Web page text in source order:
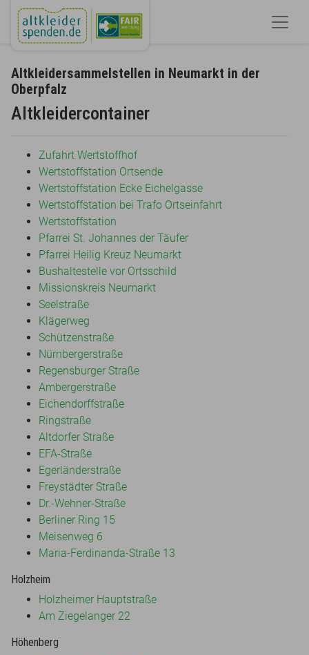
Altkleidersammelstellen in Neumarkt in der
Oberpfalz
Altkleidercontainer
Zufahrt Wertstoffhof
Wertstoffstation Ortsende
Wertstoffstation Ecke Eichelgasse
Wertstoffstation bei Trafo Ortseinfahrt
Wertstoffstation
Pfarrei St. Johannes der Täufer
Pfarrei Heilig Kreuz Neumarkt
Bushaltestelle vor Ortsschild
Missionskreis Neumarkt
Seelstraße
Klägerweg
Schützenstraße
Nürnbergerstraße
Regensburger Straße
Ambergerstraße
Eichendorffstraße
Ringstraße
Altdorfer Straße
EFA-Straße
Egerländerstraße
Freystädter Straße
Dr.-Wehner-Straße
Berliner Ring 15
Meisenweg 6
Maria-Ferdinanda-Straße 13
Holzheim
Holzheimer Hauptstraße
Am Ziegelanger 22
Höhenberg